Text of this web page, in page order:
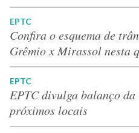
EPTC
Confira o esquema de
Grêmio x Mirassol nesta
EPTC
EPTC divulga balanço
próximos locais